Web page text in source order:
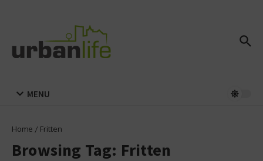
MENU
Home / Fritten
Browsing Tag: Fritten